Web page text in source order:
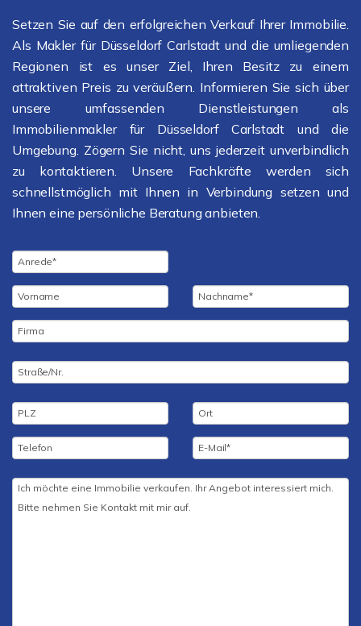
Setzen Sie auf den erfolgreichen Verkauf Ihrer Immobilie.
Als Makler für Düsseldorf Carlstadt und die umliegenden
Regionen ist es unser Ziel, Ihren Besitz zu einem
attraktiven Preis zu veräußern. Informieren Sie sich über
unsere umfassenden Dienstleistungen als
Immobilienmakler für Düsseldorf Carlstadt und die
Umgebung. Zögern Sie nicht, uns jederzeit unverbindlich
zu kontaktieren. Unsere Fachkräfte werden sich
schnellstmöglich mit Ihnen in Verbindung setzen und
Ihnen eine persönliche Beratung anbieten.